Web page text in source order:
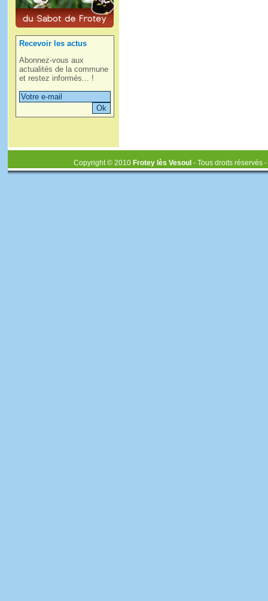
Recevoir les actus
Abonnez-vous aux
actualités de la commune
et restez informés... !
Copyright © 2010 Frotey lès Vesoul - Tous droits réservés